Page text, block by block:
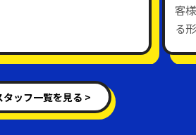
客
る
タッフ一覧を見る